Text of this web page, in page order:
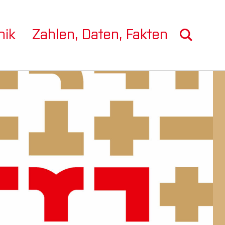
Zahlen, Daten, Fakten